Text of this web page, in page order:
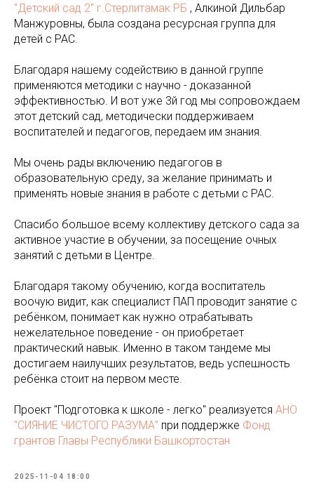
"Детский сад 2" г.Стерлитамак РБ , Алкиной Дильбар
Манжуровны, была создана ресурсная группа для
детей с РАС.
Благодаря нашему содействию в данной группе
применяются методики с научно - доказанной
эффективностью. И вот уже 3й год мы сопровождаем
этот детский сад, методически поддерживаем
воспитателей и педагогов, передаем им знания.
Мы очень рады включению педагогов в
образовательную среду, за желание принимать и
применять новые знания в работе с детьми с РАС.
Спасибо большое всему коллективу детского сада за
активное участие в обучении, за посещение очных
занятий с детьми в Центре.
Благодаря такому обучению, когда воспитатель
воочую видит, как специалист ПАП проводит занятие с
ребёнком, понимает как нужно отрабатывать
нежелательное поведение - он приобретает
практический навык. Именно в таком тандеме мы
достигаем наилучших результатов, ведь успешность
ребёнка стоит на первом месте.
Проект "Подготовка к школе - легко" реализуется АНО
"СИЯНИЕ ЧИСТОГО РАЗУМА" при поддержке Фонд
грантов Главы Республики Башкортостан
2025-11-04 18:00